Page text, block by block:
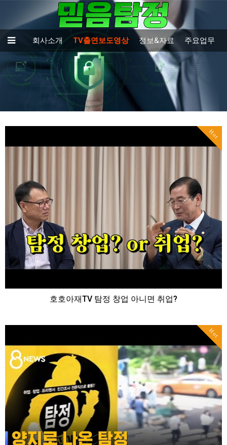
회사소개 TV출연보도영상 정보&자료 주요업무
Hot
호호아재TV 탐정 창업 아니면 취업?
Hot